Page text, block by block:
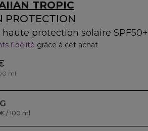
TROPIC
PROTECTION
haute protection solaire SPF50+
fidélité grâce à cet achat
ml
/ 100 ml